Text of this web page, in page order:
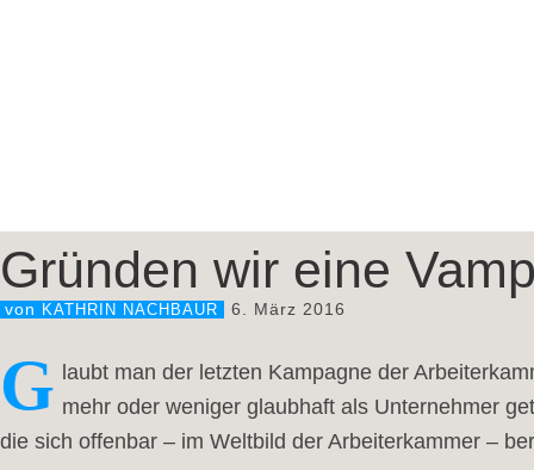
Gründen wir eine
von KATHRIN NACHBAUR 6. März 2016
G laubt man der letzten Kampagne der
mehr oder weniger glaubhaft als Unternehmer
die sich offenbar – im Weltbild der Arbeiterkammer –